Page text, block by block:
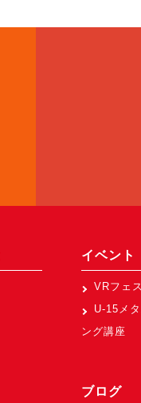
イベント
VRフェス
U-15メ
ング講座
ブログ